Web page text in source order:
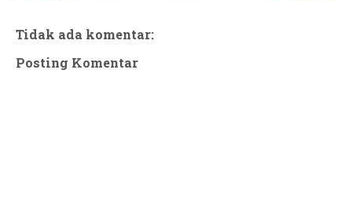
Tidak ada komentar:
Posting Komentar